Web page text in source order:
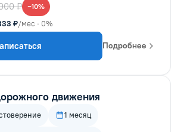
₽ −10%
₽/мес · 0%
Подробнее
движения
1 месяц